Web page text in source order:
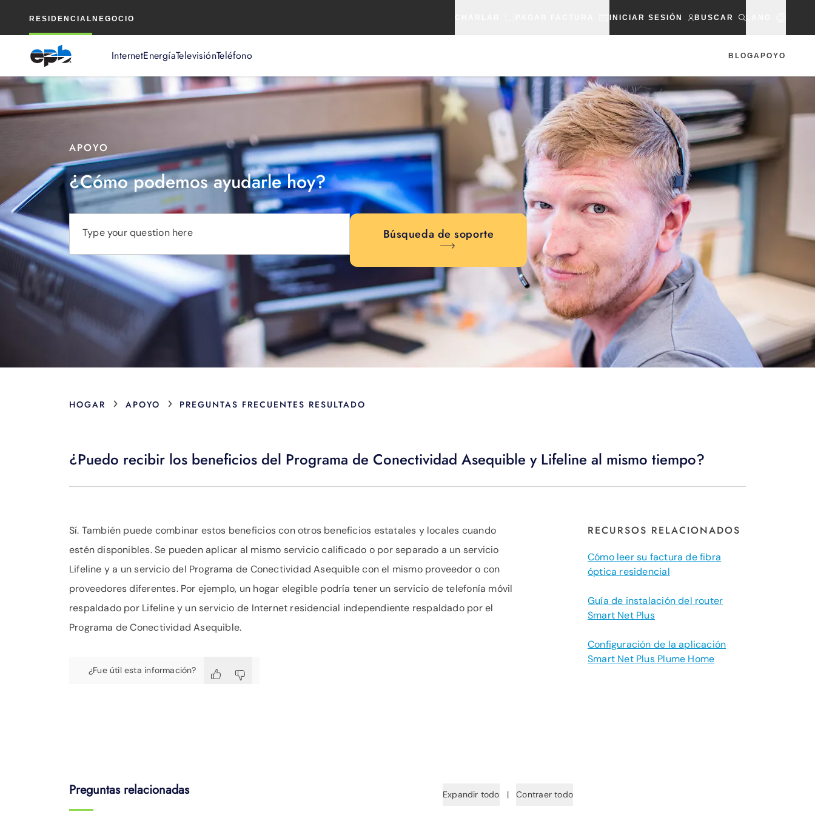
RESIDENCIAL NEGOCIO INICIAR SESIÓN BUSCAR
InternetEnergíaTelevisiónTeléfono BLOGAPOYO
principal
APOYO
¿Cómo podemos ayudarle hoy?
Type your question here Búsqueda de soporte
HOGAR › APOYO › PREGUNTAS FRECUENTES RESULTADO
¿Puedo recibir los beneficios del Programa de Conectividad Asequible y Lifeline al mismo tiempo?
Sí. También puede combinar estos beneficios con otros beneficios estatales y locales cuando
estén disponibles. Se pueden aplicar al mismo servicio calificado o por separado a un servicio
Lifeline y a un servicio del Programa de Conectividad Asequible con el mismo proveedor o con
proveedores diferentes. Por ejemplo, un hogar elegible podría tener un servicio de telefonía móvil
respaldado por Lifeline y un servicio de Internet residencial independiente respaldado por el
Programa de Conectividad Asequible.
¿Fue útil esta información?
RECURSOS RELACIONADOS
Cómo leer su factura de fibra
óptica residencial
Guía de instalación del router
Smart Net Plus
Configuración de la aplicación
Smart Net Plus Plume Home
Preguntas relacionadas Expandir todo | Contraer todo